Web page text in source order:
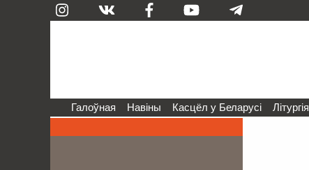
Галоўная Навіны Касцёл у Беларусі Літургія